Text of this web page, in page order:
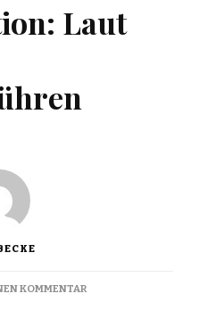
Laut
KOMMENTARZU